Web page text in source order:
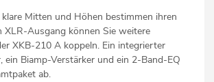
klare Mitten und Höhen bestimmen ihren
XLR-Ausgang können Sie weitere
XKB-210 A koppeln. Ein integrierter
ein Biamp-Verstärker und ein 2-Band-EQ
ab.